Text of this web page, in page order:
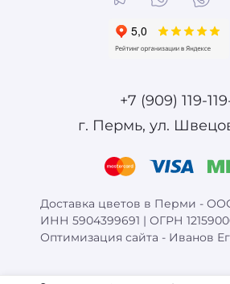
+7 (909) 119-
г. Пермь, ул.
Доставка цветов в Перми -
ИНН 5904399691 | ОГРН
Оптимизация сайта - Иванов